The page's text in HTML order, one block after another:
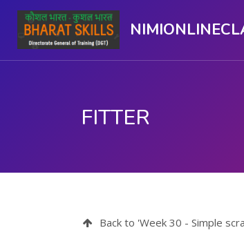
FITTER
Back to 'Week 30 - Simple